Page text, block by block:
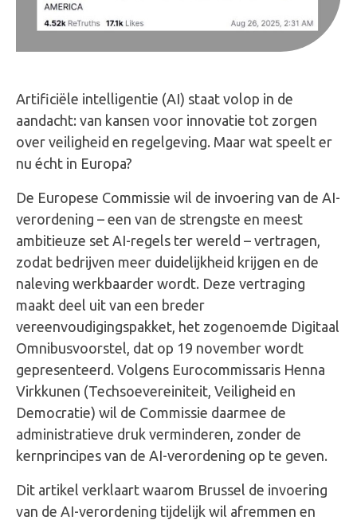
Artificiële intelligentie (AI) staat volop in de
aandacht: van kansen voor innovatie tot zorgen
over veiligheid en regelgeving. Maar wat speelt er
nu écht in Europa?
De Europese Commissie wil de invoering van de AI-
verordening – een van de strengste en meest
ambitieuze set AI-regels ter wereld – vertragen,
zodat bedrijven meer duidelijkheid krijgen en de
naleving werkbaarder wordt. Deze vertraging
maakt deel uit van een breder
vereenvoudigingspakket, het zogenoemde Digitaal
Omnibusvoorstel, dat op 19 november wordt
gepresenteerd. Volgens Eurocommissaris Henna
Virkkunen (Techsoevereiniteit, Veiligheid en
Democratie) wil de Commissie daarmee de
administratieve druk verminderen, zonder de
kernprincipes van de AI-verordening op te geven.
Dit artikel verklaart waarom Brussel de invoering
van de AI-verordening tijdelijk wil afremmen en